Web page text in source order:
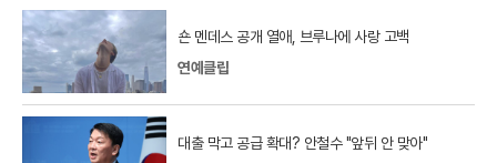
숀 멘데스 공개 열애, 브루나에 사랑 고백
연예클립
대출 막고 공급 확대? 안철수 "앞뒤 안 맞아"